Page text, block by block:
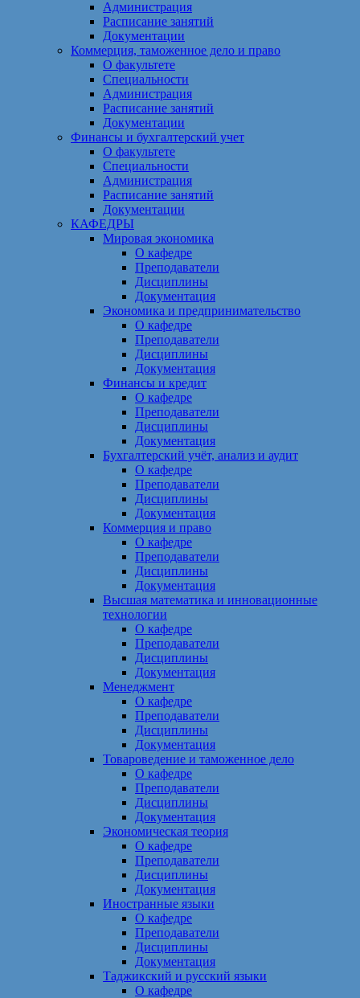
Администрация
Расписание занятий
Документации
Коммерция, таможенное дело и право
О факультете
Специальности
Администрация
Расписание занятий
Документации
Финансы и бухгалтерский учет
О факультете
Специальности
Администрация
Расписание занятий
Документации
КАФЕДРЫ
Мировая экономика
О кафедре
Преподаватели
Дисциплины
Документация
Экономика и предпринимательство
О кафедре
Преподаватели
Дисциплины
Документация
Финансы и кредит
О кафедре
Преподаватели
Дисциплины
Документация
Бухгалтерский учёт, анализ и аудит
О кафедре
Преподаватели
Дисциплины
Документация
Коммерция и право
О кафедре
Преподаватели
Дисциплины
Документация
Высшая математика и инновационные
технологии
О кафедре
Преподаватели
Дисциплины
Документация
Менеджмент
О кафедре
Преподаватели
Дисциплины
Документация
Товароведение и таможенное дело
О кафедре
Преподаватели
Дисциплины
Документация
Экономическая теория
О кафедре
Преподаватели
Дисциплины
Документация
Иностранные языки
О кафедре
Преподаватели
Дисциплины
Документация
Таджикский и русский языки
О кафедре